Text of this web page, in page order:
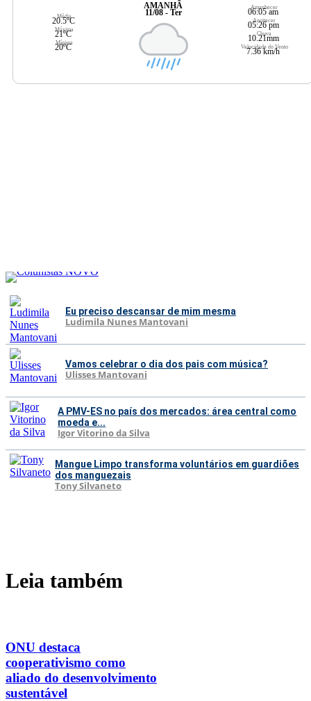
Média
20.5ºC
Máxima
21ºC
Mínima
20ºC
AMANHÃ
11/08 - Ter
Amanhecer
06:05 am
Anoitecer
05:26 pm
Chuva
10.21mm
Velocidade do Vento
7.36 km/h
Eu preciso descansar de mim mesma
Ludimila Nunes Mantovani
Vamos celebrar o dia dos pais com música?
Ulisses Mantovani
A PMV-ES no país dos mercados: área central como
moeda e...
Igor Vitorino da Silva
Mangue Limpo transforma voluntários em guardiões
dos manguezais
Tony Silvaneto
Leia também
ONU destaca
cooperativismo como
aliado do desenvolvimento
sustentável